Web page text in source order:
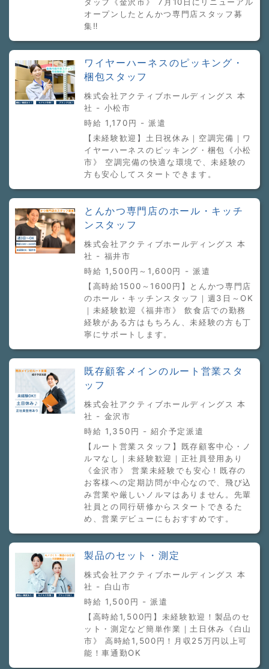
オープンしたとんかつ専門店スタッフ募
集‼
ワイヤーハーネスのピッキング・
梱包スタッフ
株式会社アクティブホールディングス 本
社 - 小松市
時給 1,170円 - 派遣
【未経験歓迎】土日祝休み｜空調完備｜ワ
イヤーハーネスのピッキング・梱包《小松
市》 空調完備の快適な環境で、未経験の
方も安心してスタートできます。
とんかつ専門店のホール・キッチ
ンスタッフ
株式会社アクティブホールディングス 本
社 - 福井市
時給 1,500円～1,600円 - 派遣
【高時給1500～1600円】とんかつ専門店
のホール・キッチンスタッフ｜週3日～OK
｜未経験歓迎《福井市》 飲食店での勤務
経験がある方はもちろん、未経験の方も丁
寧にサポートします。
既存顧客メインのルート営業スタ
ッフ
株式会社アクティブホールディングス 本
社 - 金沢市
時給 1,350円 - 紹介予定派遣
【ルート営業スタッフ】既存顧客中心・ノ
ルマなし｜未経験歓迎｜正社員登用あり
《金沢市》 営業未経験でも安心！既存の
お客様への定期訪問が中心なので、飛び込
み営業や厳しいノルマはありません。先輩
社員との同行研修からスタートできるた
め、営業デビューにもおすすめです。
製品のセット・測定
株式会社アクティブホールディングス 本
社 - 白山市
時給 1,500円 - 派遣
【高時給1,500円】未経験歓迎！製品のセ
ット・測定など簡単作業｜土日休み《白山
市》 高時給1,500円！月収25万円以上可
能！車通勤OK